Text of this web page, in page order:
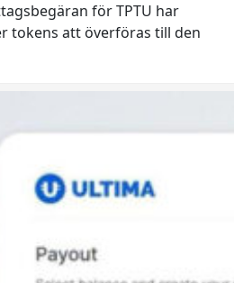
för TPTU har
tokens att överföras till den